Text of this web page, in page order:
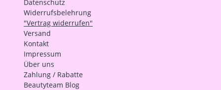
Datenschutz
Widerrufsbelehrung
"Vertrag widerrufen"
Versand
Kontakt
Impressum
Über uns
Zahlung / Rabatte
Beautyteam Blog